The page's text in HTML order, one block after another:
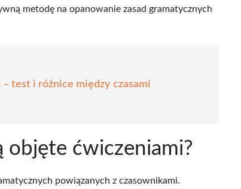
metodę na opanowanie zasad gramatycznych
– test i różnice między czasami
objęte ćwiczeniami?
powiązanych z czasownikami.